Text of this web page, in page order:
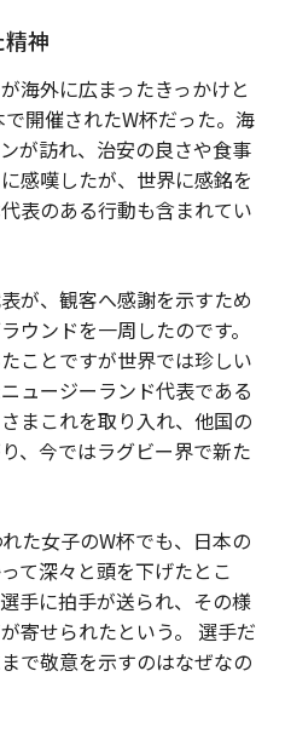
神
海外に広まったきっかけと
開催されたW杯だった。海
が訪れ、治安の良さや食事
感嘆したが、世界に感銘を
表のある行動も含まれてい
が、観客へ感謝を示すため
ウンドを一周したのです。
ことですが世界では珍しい
ュージーランド代表である
まこれを取り入れ、他国の
、今ではラグビー界で新た
た女子のW杯でも、日本の
て深々と頭を下げたとこ
手に拍手が送られ、その様
寄せられたという。 選手だ
で敬意を示すのはなぜなの